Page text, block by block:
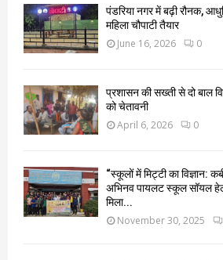
पंडरिया नगर में बढ़ी रौनक,
महिला चौपाटी तैयार
June 16, 2026 0
प्रशासन की सख्ती से दो बाल
को चेतावनी
April 6, 2026 0
“स्कूलों में मिट्टी का विज्ञान:
अभिनव पायलट स्कूल सॉयल
मिला...
November 30, 2025